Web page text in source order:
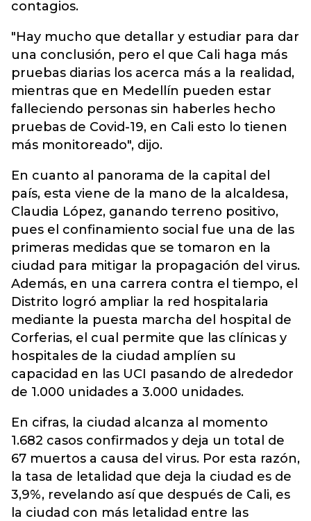
contagios.
"Hay mucho que detallar y estudiar para dar
una conclusión, pero el que Cali haga más
pruebas diarias los acerca más a la realidad,
mientras que en Medellín pueden estar
falleciendo personas sin haberles hecho
pruebas de Covid-19, en Cali esto lo tienen
más monitoreado", dijo.
En cuanto al panorama de la capital del
país, esta viene de la mano de la alcaldesa,
Claudia López, ganando terreno positivo,
pues el confinamiento social fue una de las
primeras medidas que se tomaron en la
ciudad para mitigar la propagación del virus.
Además, en una carrera contra el tiempo, el
Distrito logró ampliar la red hospitalaria
mediante la puesta marcha del hospital de
Corferias, el cual permite que las clínicas y
hospitales de la ciudad amplíen su
capacidad en las UCI pasando de alrededor
de 1.000 unidades a 3.000 unidades.
En cifras, la ciudad alcanza al momento
1.682 casos confirmados y deja un total de
67 muertos a causa del virus. Por esta razón,
la tasa de letalidad que deja la ciudad es de
3,9%, revelando así que después de Cali, es
la ciudad con más letalidad entre las